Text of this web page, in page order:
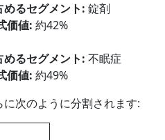
るセグメント: 錠剤
価値: 約42%
るセグメント: 不眠症
価値: 約49%
次のように分割されます: